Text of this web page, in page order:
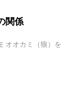
関係
オオカミ（狼）を